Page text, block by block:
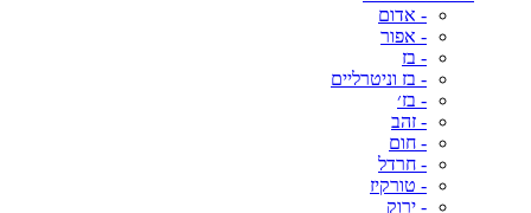
- אדום
- אפור
- בז
- בז וניטרליים
- בז׳
- זהב
- חום
- חרדל
- טורקיז
- ירוק